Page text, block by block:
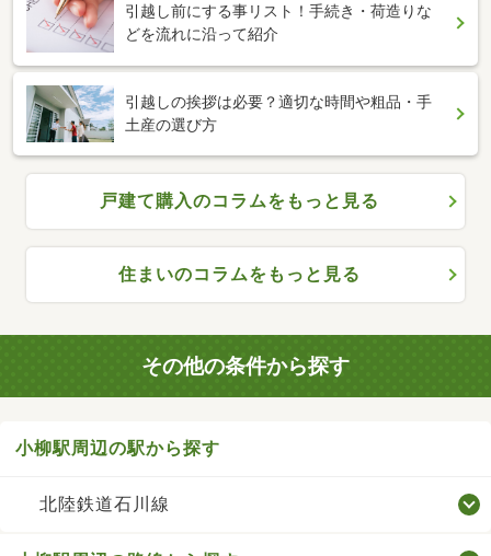
引越し前にする事リスト！手続き・荷造りな
どを流れに沿って紹介
引越しの挨拶は必要？適切な時間や粗品・手
土産の選び方
戸建て購入のコラムをもっと見る
住まいのコラムをもっと見る
その他の条件から探す
小柳駅周辺の駅から探す
北陸鉄道石川線